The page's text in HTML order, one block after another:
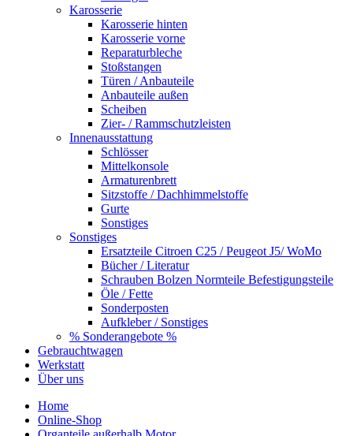
Karosserie
Karosserie hinten
Karosserie vorne
Reparaturbleche
Stoßstangen
Türen / Anbauteile
Anbauteile außen
Scheiben
Zier- / Rammschutzleisten
Innenausstattung
Schlösser
Mittelkonsole
Armaturenbrett
Sitzstoffe / Dachhimmelstoffe
Gurte
Sonstiges
Sonstiges
Ersatzteile Citroen C25 / Peugeot J5/ WoMo
Bücher / Literatur
Schrauben Bolzen Normteile Befestigungsteile
Öle / Fette
Sonderposten
Aufkleber / Sonstiges
% Sonderangebote %
Gebrauchtwagen
Werkstatt
Über uns
Home
Online-Shop